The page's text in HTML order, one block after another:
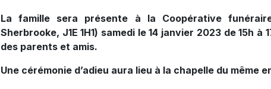
La famille sera présente à la Coopérative
Sherbrooke, J1E 1H1) samedi le 14 janvier 2023 de 15h
des parents et amis.
Une cérémonie d’adieu aura lieu à la chapelle du même